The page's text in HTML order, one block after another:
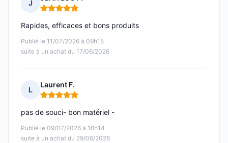
J
Note : 5 sur 5
Publié le 11/07/2026 à 09h15
suite à un achat du 17/06/2026
Rapides, efficaces et bons produits
L
Laurent F.
Note : 5 sur 5
Publié le 09/07/2026 à 16h14
suite à un achat du 29/06/2026
pas de souci- bon matériel -